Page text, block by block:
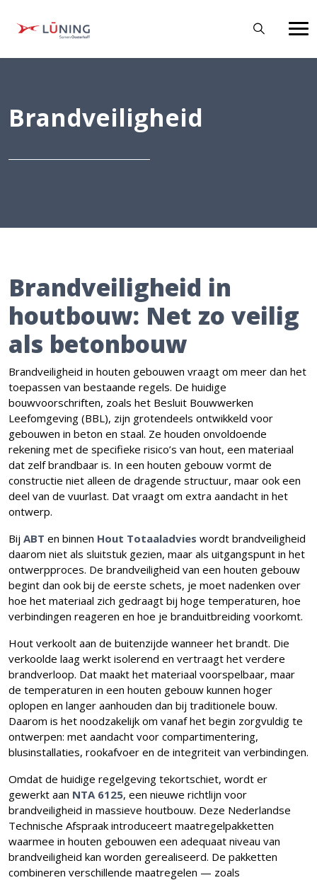
Brandveiligheid
Brandveiligheid in
houtbouw: Net zo veilig
als betonbouw
Brandveiligheid in houten gebouwen vraagt om meer dan het
toepassen van bestaande regels. De huidige
bouwvoorschriften, zoals het Besluit Bouwwerken
Leefomgeving (BBL), zijn grotendeels ontwikkeld voor
gebouwen in beton en staal. Ze houden onvoldoende
rekening met de specifieke risico’s van hout, een materiaal
dat zelf brandbaar is. In een houten gebouw vormt de
constructie niet alleen de dragende structuur, maar ook een
deel van de vuurlast. Dat vraagt om extra aandacht in het
ontwerp.
Bij ABT en binnen Hout Totaaladvies wordt brandveiligheid
daarom niet als sluitstuk gezien, maar als uitgangspunt in het
ontwerpproces. De brandveiligheid van een houten gebouw
begint dan ook bij de eerste schets, je moet nadenken over
hoe het materiaal zich gedraagt bij hoge temperaturen, hoe
verbindingen reageren en hoe je branduitbreiding voorkomt.
Hout verkoolt aan de buitenzijde wanneer het brandt. Die
verkoolde laag werkt isolerend en vertraagt het verdere
brandverloop. Dat maakt het materiaal voorspelbaar, maar
de temperaturen in een houten gebouw kunnen hoger
oplopen en langer aanhouden dan bij traditionele bouw.
Daarom is het noodzakelijk om vanaf het begin zorgvuldig te
ontwerpen: met aandacht voor compartimentering,
blusinstallaties, rookafvoer en de integriteit van verbindingen.
Omdat de huidige regelgeving tekortschiet, wordt er
gewerkt aan NTA 6125, een nieuwe richtlijn voor
brandveiligheid in massieve houtbouw. Deze Nederlandse
Technische Afspraak introduceert maatregelpakketten
waarmee in houten gebouwen een adequaat niveau van
brandveiligheid kan worden gerealiseerd. De pakketten
combineren verschillende maatregelen — zoals